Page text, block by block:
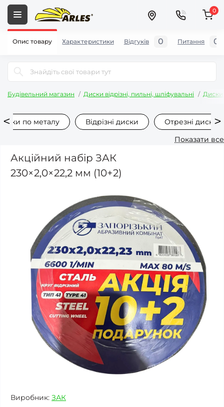
0
Будівельний магазин Диски відрізні, пильні, шліфувальні Диски
по металу Відрізні диски
Отрезні диски
Показати все
Акційний набір ЗАК
230×2,0×22,2 мм (10+2)
Виробник: ЗАК
Опис товару Характеристики Відгуків 0 Питання 0